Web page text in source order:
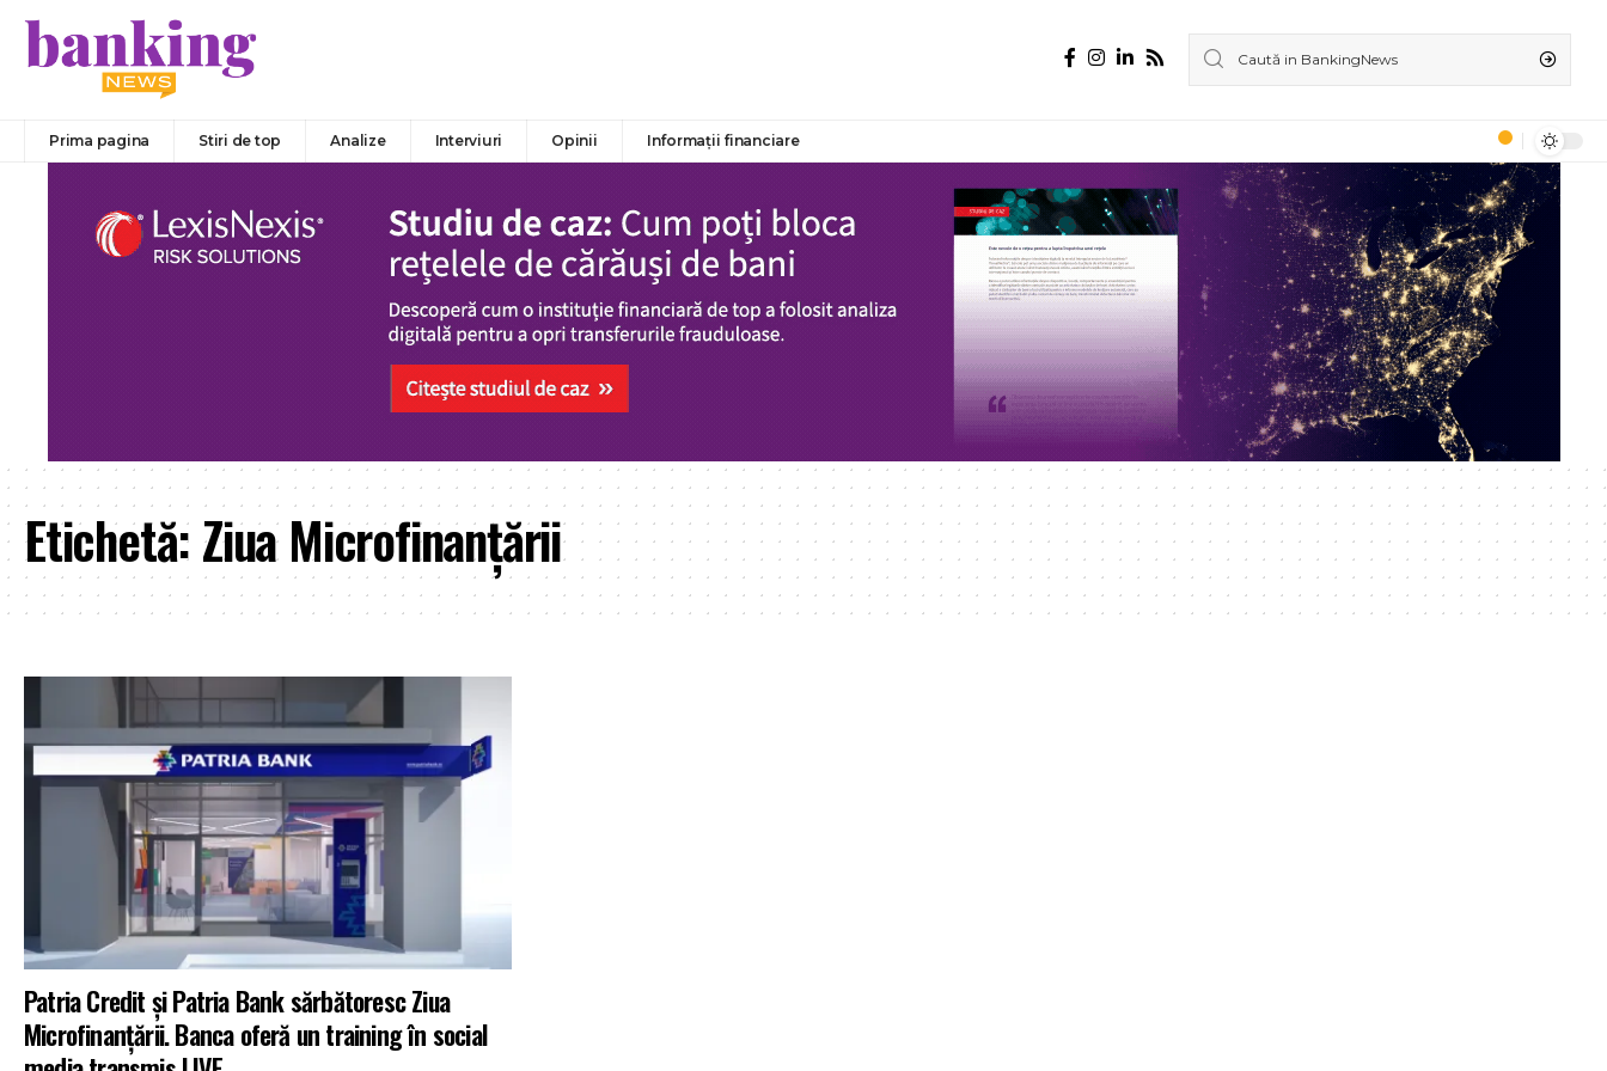
Prima pagina Stiri de top Analize Interviuri Opinii Informații financiare
Etichetă:Ziua Microfinanțării
Patria Credit și Patria Bank sărbătoresc Ziua
Microfinanțării. Banca oferă un training în social